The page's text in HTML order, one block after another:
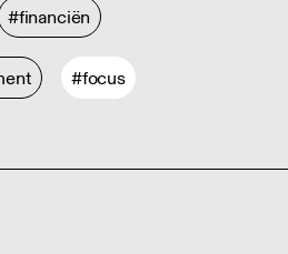
#financiën
#focus